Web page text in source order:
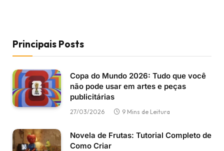
Principais Posts
Copa do Mundo 2026: Tudo que você
não pode usar em artes e peças
publicitárias
27/03/2026 9 Mins de Leitura
Novela de Frutas: Tutorial Completo de
Como Criar